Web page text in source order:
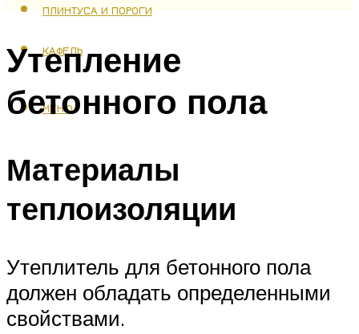
ПЛИНТУСА И ПОРОГИ
КАФЕЛЬ
МЕНЮ
Утепление
бетонного пола
Материалы
теплоизоляции
Утеплитель для бетонного пола
должен обладать определенными
свойствами.